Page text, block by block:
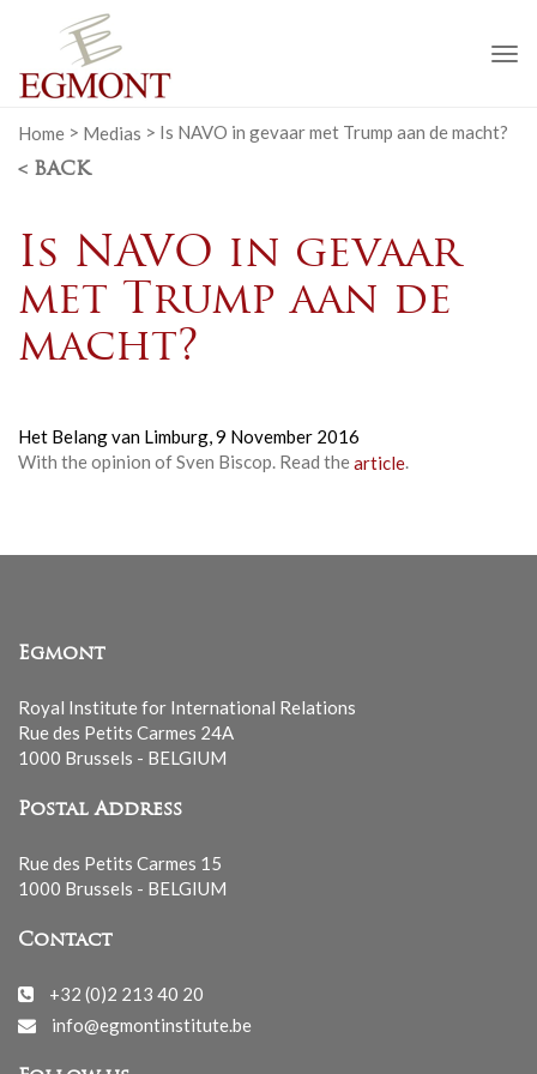
Home > Medias > Is NAVO in gevaar met Trump aan de macht?
< BACK
Is NAVO in gevaar
met Trump aan de
macht?
Het Belang van Limburg,9 November 2016
With the opinion of Sven Biscop. Read thearticle.
Egmont
Royal Institute for International Relations
Rue des Petits Carmes 24A
1000 Brussels - BELGIUM
Postal Address
Rue des Petits Carmes 15
1000 Brussels - BELGIUM
Contact
+32 (0)2 213 40 20
info@egmontinstitute.be